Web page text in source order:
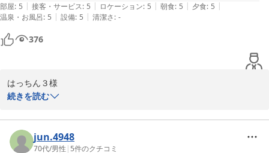
2025-07-23
中でも一番はやはり、従業員の方全員の接客の素晴らしさです。
本当に教育が良く行き届いていると感心しました。
一泊の滞在でしたが気持ちよく、とても優雅な気分で過ごさせていただ
きました。
お部屋、アメニテイ、寝具、景色、大浴場、レストラン、館内全て満点
です！（ドライヤーも全てリファ）
巾着もとっても可愛くて頂いて帰りました！
一点、夕食の懐石料理だけがちょっと口に合わない物があり、季節の食
部屋: 5 | 接客・サービス: 5 | ロケーション: 5 | 朝食: 5 | 夕食: 5 |
温泉・お風呂: 5 | 設備: 5 | 清潔さ: -
376
はっちん３様
この度は鬼怒川金谷ホテルにご宿泊いただき誠にありがとうござい
足いただけたとのこと、大変光栄に存じます。特に「最高のホテ
ル」とのお言葉は、私どもにとって何よりの励みでございます。
続きを読む
jun.4948
70代/男性 | 5件のクチコミ